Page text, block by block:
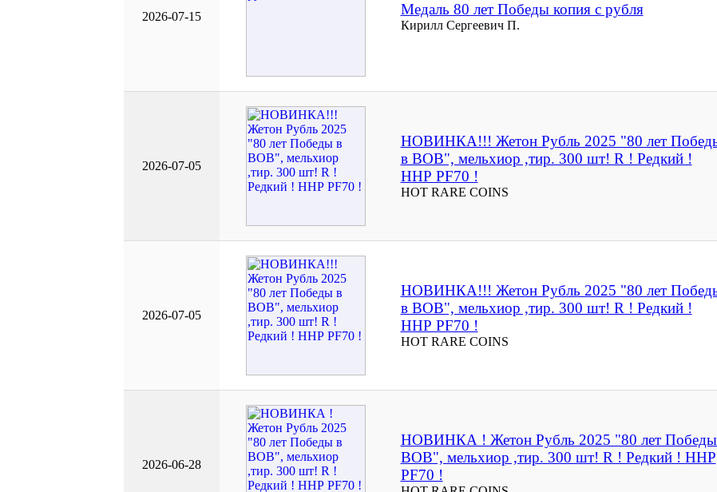
2026-07-15 Медаль 80 лет Победы копия с рубля
Кирилл Сергеевич П.
2026-07-05
НОВИНКА!!! Жетон Рубль 2025 "80 лет
в ВОВ", мельхиор ,тир. 300 шт! R ! Редкий !
ННР PF70 !
HOT RARE COINS
2026-07-05
НОВИНКА!!! Жетон Рубль 2025 "80 лет
в ВОВ", мельхиор ,тир. 300 шт! R ! Редкий !
ННР PF70 !
HOT RARE COINS
2026-06-28
НОВИНКА ! Жетон Рубль 2025 "80 лет
ВОВ", мельхиор ,тир. 300 шт! R ! Редкий ! ННР
PF70 !